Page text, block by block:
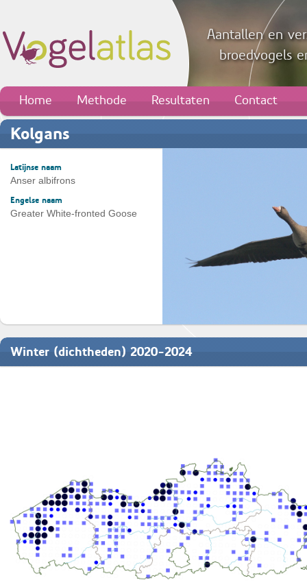
Aantallen en
broedvogels
Home Methode Resultaten Contact
Kolgans
Latijnse naam
Anser albifrons
Engelse naam
Greater White-fronted Goose
Winter (dichtheden) 2020-2024